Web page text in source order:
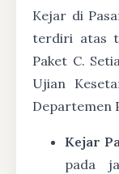
Kejar di
terdiri atas
Paket C.
Ujian
Departemen
Kejar
pada